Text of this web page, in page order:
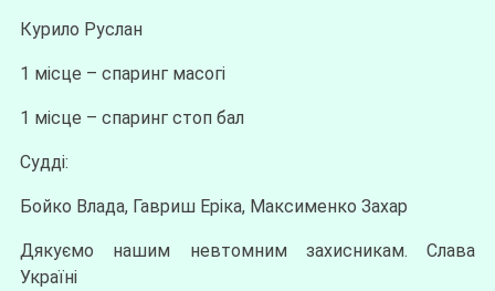
Курило Руслан
1 місце – спаринг масогі
1 місце – спаринг стоп бал
Судді:
Бойко Влада, Гавриш Еріка, Максименко Захар
Дякуємо нашим невтомним захисникам. Слава
Україні